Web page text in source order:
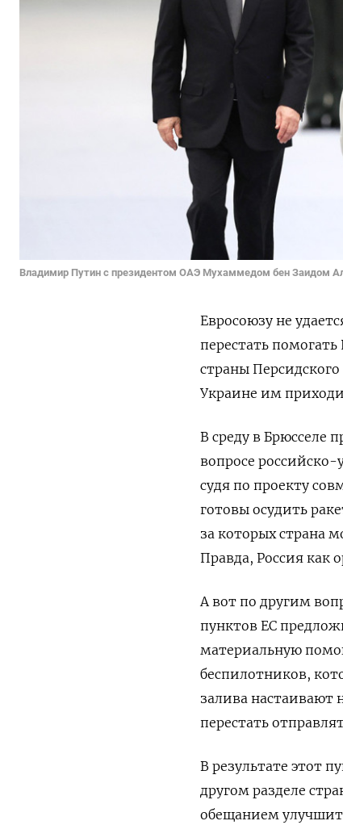
Владимир Путин с президентом ОАЭ Мухаммедом бен Заидом
Евросоюзу не
перестать
страны
Украине им
В среду в Брюсселе
вопросе
судя по проекту
готовы осудить
за которых страна
Правда, Россия как
А вот по другим
пунктов ЕС
материальную
беспилотников,
залива настаивают
перестать
В результате этот
другом разделе
обещанием